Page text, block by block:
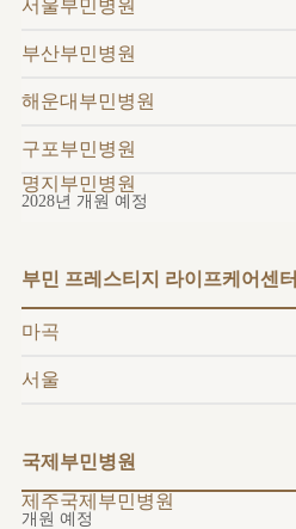
오시는길
의료진
외래진료
라이프케어센터
서울부민병원
부산부민병원
해운대부민병원
구포부민병원
명지부민병원
2028년 개원 예정
부민 프레스티지 라이프케어센터
마곡
서울
국제부민병원
제주국제부민병원
개원 예정